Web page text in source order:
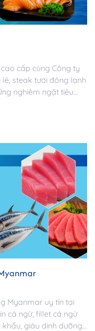
cấp cùng Công ty
steak tươi đông lạnh
nghiêm ngặt tiêu
cho doanh nghiệp
Myanmar uy tín tại
cá ngừ, fillet cá ngừ
giàu dinh dưỡng,